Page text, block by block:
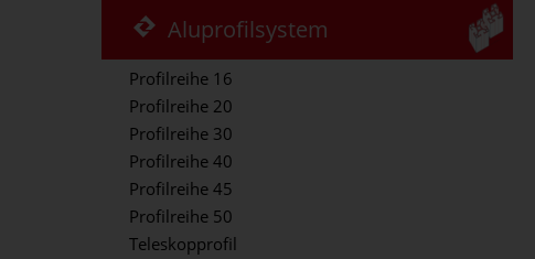
Aluprofilsystem
Profilreihe 16
Profilreihe 20
Profilreihe 30
Profilreihe 40
Profilreihe 45
Profilreihe 50
Teleskopprofil